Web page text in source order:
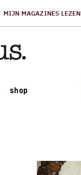
MIJN MAGAZINES LEZEN
shop